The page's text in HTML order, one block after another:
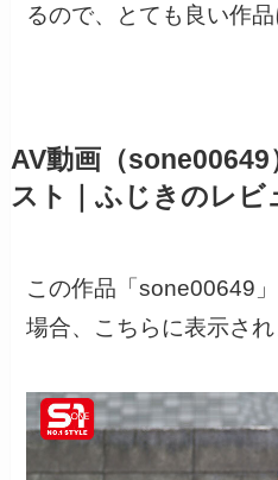
るので、とても良い作
AV動画（sone00649
スト｜ふじきのレビ
この作品「sone00649
場合、こちらに表示され